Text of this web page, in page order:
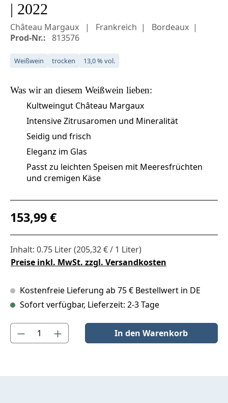
| 2022
Château Margaux Frankreich
Bordeaux
Prod-Nr.: 813576
Weißwein trocken 13,0 % vol.
Was wir an diesem Weißwein lieben:
Kultweingut Château Margaux
Intensive Zitrusaromen und Mineralität
Seidig und frisch
Eleganz im Glas
Passt zu leichten Speisen mit Meeresfrüchten
und cremigen Käse
Regulärer Preis:
153,99 €
Inhalt: 0.75 Liter(205,32 € / 1 Liter)
Preise inkl. MwSt. zzgl. Versandkosten
Kostenfreie Lieferung ab 75 € Bestellwert in DE
Sofort verfügbar, Lieferzeit: 2-3 Tage
Produkt Anzahl: Gib den gewünschten Wert ein oder benutze
In den Warenkorb